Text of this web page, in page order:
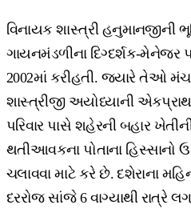
વિનાયક શાસ્ત્રી
ગાયનમંડળીના દિગ્દર્શક-
2002માં કરીહતી. જ્યારે તેઓ મંચ
શાસ્ત્રીજી અયોધ્યાની
પરિવાર પાસે શહેરની બહાર
થતીઆવકના પોતાના
ચલાવવા માટે કરે છે. દશેરાના
દરરોજ સાંજે 6 વાગ્યાથી રાત્રે